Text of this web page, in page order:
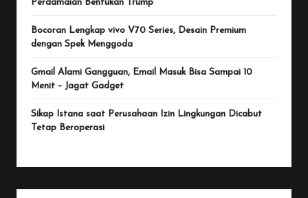
Perdamaian Bentukan Trump
Bocoran Lengkap vivo V70 Series, Desain Premium
dengan Spek Menggoda
Gmail Alami Gangguan, Email Masuk Bisa Sampai 10
Menit – Jagat Gadget
Sikap Istana saat Perusahaan Izin Lingkungan Dicabut
Tetap Beroperasi